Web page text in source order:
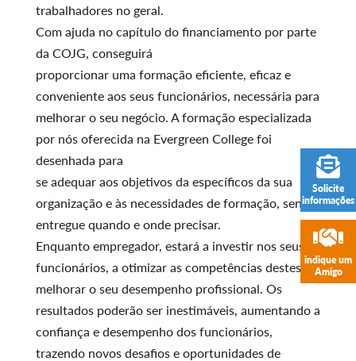
trabalhadores no geral.
Com ajuda no capítulo do financiamento por parte
da COJG, conseguirá
proporcionar uma formação eficiente, eficaz e
conveniente aos seus funcionários, necessária para
melhorar o seu negócio. A formação especializada
por nós oferecida na Evergreen College foi
desenhada para
se adequar aos objetivos da específicos da sua
organização e às necessidades de formação, sendo
entregue quando e onde precisar.
Enquanto empregador, estará a investir nos seus
funcionários, a otimizar as competências destes e a
melhorar o seu desempenho profissional. Os
resultados poderão ser inestimáveis, aumentando a
confiança e desempenho dos funcionários,
trazendo novos desafios e oportunidades de
Solicite
informações
indique um
Amigo